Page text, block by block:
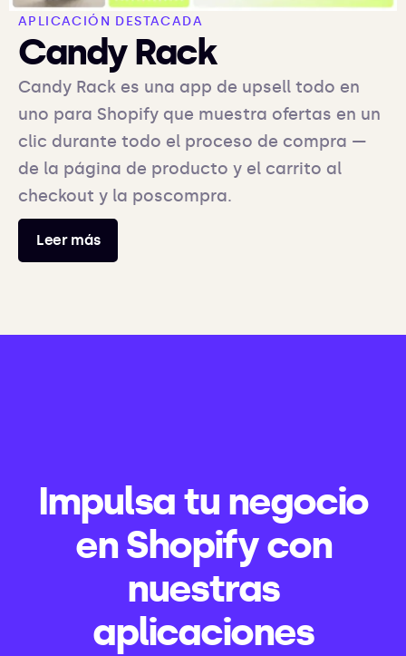
APLICACIÓN DESTACADA
Candy Rack
Candy Rack es una app de upsell todo en
uno para Shopify que muestra ofertas en un
clic durante todo el proceso de compra —
de la página de producto y el carrito al
checkout y la poscompra.
Leer más
Impulsa tu negocio
en Shopify con
nuestras
aplicaciones